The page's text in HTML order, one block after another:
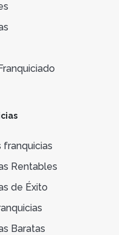
franquicias
Rentables
de Éxito
Baratas